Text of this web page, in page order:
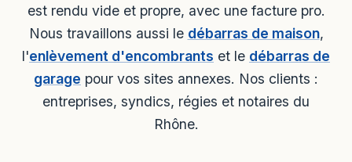
est rendu vide et propre, avec une facture pro.
Nous travaillons aussi le débarras de maison,
l'enlèvement d'encombrants et le débarras de
garage pour vos sites annexes. Nos clients :
entreprises, syndics, régies et notaires du
Rhône.